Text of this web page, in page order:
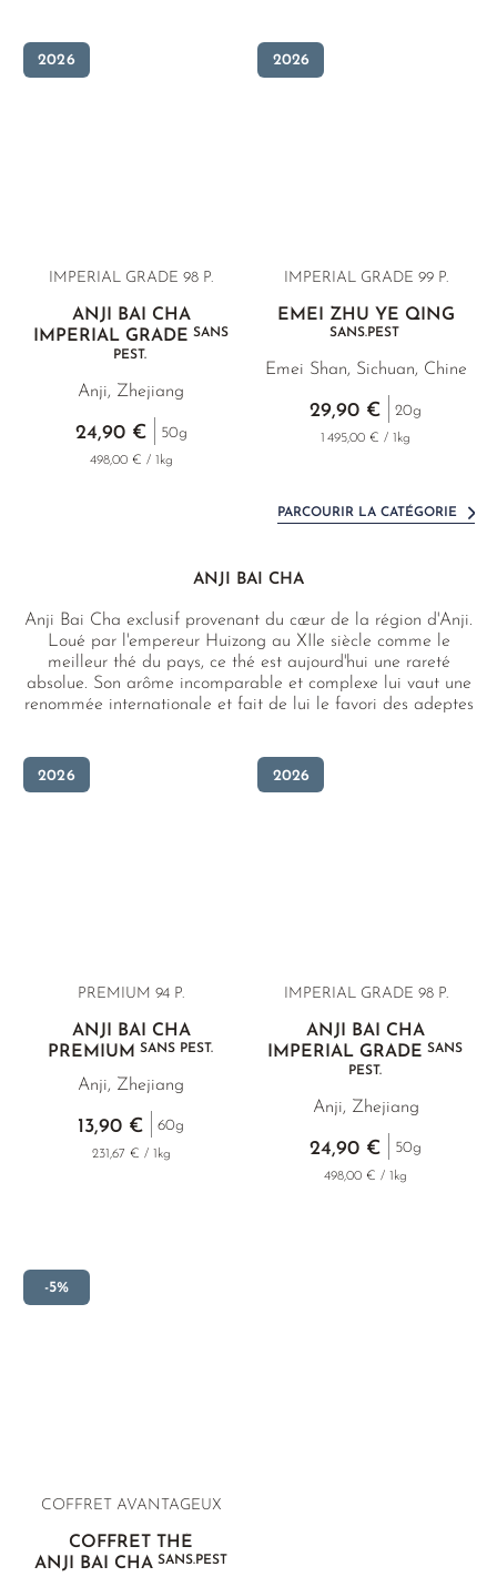
SUNROUGE
TAMARYOKUCHA
2026
IMPERIAL GRADE 98 P.
ANJI BAI CHA
IMPERIAL GRADESANS
PEST.
Anji, Zhejiang
24,90 € 50g
498,00 € / 1kg
2026
IMPERIAL GRADE 99 P.
EMEI ZHU YE QING
SANS.PEST
Emei Shan, Sichuan, Chine
29,90 € 20g
1 495,00 € / 1kg
PARCOURIR LA CATÉGORIE
ANJI BAI CHA
Anji Bai Cha exclusif provenant du cœur de la région d'Anji.
Loué par l'empereur Huizong au XIIe siècle comme le
meilleur thé du pays, ce thé est aujourd'hui une rareté
absolue. Son arôme incomparable et complexe lui vaut une
renommée internationale et fait de lui le favori des adeptes
2026
PREMIUM 94 P.
ANJI BAI CHA
PREMIUMSANS PEST.
Anji, Zhejiang
13,90 € 60g
231,67 € / 1kg
2026
IMPERIAL GRADE 98 P.
ANJI BAI CHA
IMPERIAL GRADESANS
PEST.
Anji, Zhejiang
24,90 € 50g
498,00 € / 1kg
-5%
COFFRET AVANTAGEUX
COFFRET THÉ
ANJI BAI CHASANS.PEST